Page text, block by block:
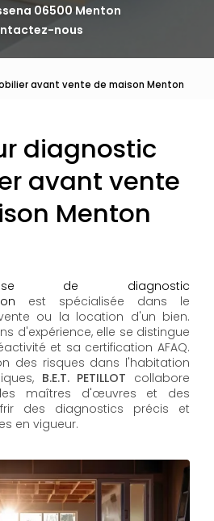
06500 Menton
nous
avant vente de maison Menton
diagnostic
avant vente
Menton
de diagnostic
est spécialisée dans le
ou la location d'un bien.
d'expérience, elle se distingue
et sa certification AFAQ.
des risques dans l'habitation
B.E.T. PETILLOT collabore
maîtres d'œuvres et des
des diagnostics précis et
en vigueur.